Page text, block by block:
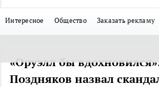
Интересное Общество Заказать рекламу
«Оруэлл бы
Поздняков назвал